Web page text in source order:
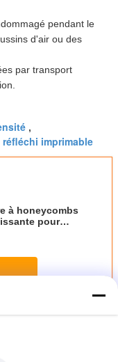
pendant le
d'air ou des
par transport
,
imprimable
à honeycombs
pour
de forte intensité